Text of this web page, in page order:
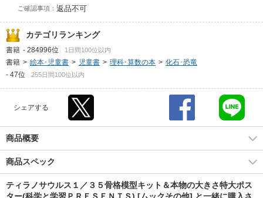
ご確認事項： 返品不可
カテゴリランキング
書籍 - 284996位 1日間100位以内
書籍 > 絵本･児童書 > 児童書 > 理科･算数の本 > 化石･恐竜
- 47位 255日間100位以内
シェアする
商品概要
商品スペック
ティラノサウルス１／３５骨格模型キット＆本物の大きさ特大ポス